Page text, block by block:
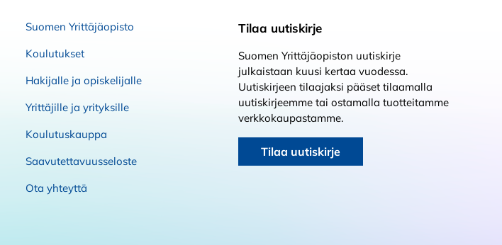
Suomen Yrittäjäopisto
Koulutukset
Hakijalle ja opiskelijalle
Yrittäjille ja yrityksille
Koulutuskauppa
Saavutettavuusseloste
Ota yhteyttä
Tilaa uutiskirje
Suomen Yrittäjäopiston uutiskirje
julkaistaan kuusi kertaa vuodessa.
Uutiskirjeen tilaajaksi pääset tilaamalla
uutiskirjeemme tai ostamalla tuotteitamme
verkkokaupastamme.
Tilaa uutiskirje